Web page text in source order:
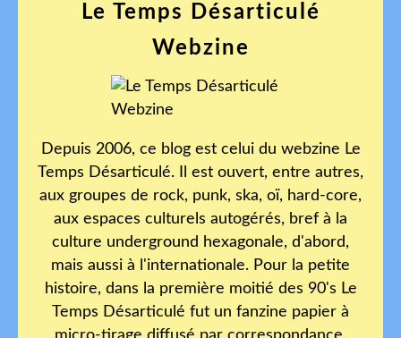
Le Temps Désarticulé
Webzine
Depuis 2006, ce blog est celui du webzine Le
Temps Désarticulé. Il est ouvert, entre autres,
aux groupes de rock, punk, ska, oï, hard-core,
aux espaces culturels autogérés, bref à la
culture underground hexagonale, d'abord,
mais aussi à l'internationale. Pour la petite
histoire, dans la première moitié des 90's Le
Temps Désarticulé fut un fanzine papier à